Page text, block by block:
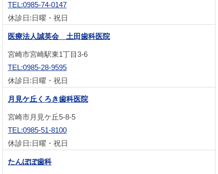
TEL:0985-74-0147
休診日:日曜・祝日
医療法人誠英会 土田歯科医院
宮崎市宮崎駅東1丁目3-6
TEL:0985-28-9595
休診日:日曜・祝日
月見ケ丘くろき歯科医院
宮崎市月見ケ丘5-8-5
TEL:0985-51-8100
休診日:日曜・祝日
たんぽぽ歯科